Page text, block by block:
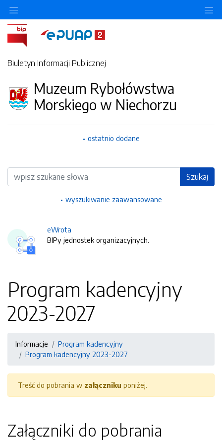
Biuletyn Informacji Publicznej
Muzeum Rybołówstwa
Morskiego w Niechorzu
ostatnio dodane
Wyszukiwarka Szukaj
wyszukiwanie zaawansowane
eWrota
BIPy jednostek organizacyjnych.
Program kadencyjny
2023-2027
Informacje
Program kadencyjny
Program kadencyjny 2023-2027
Treść do pobrania w załączniku poniżej.
Załączniki do pobrania